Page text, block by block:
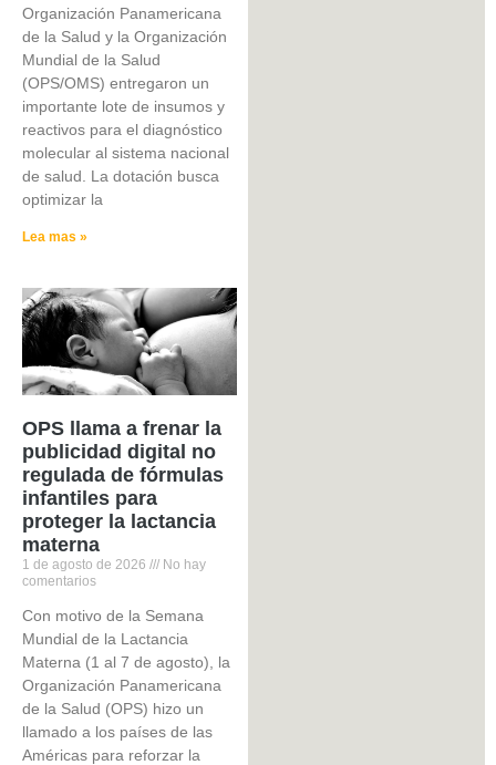
Organización Panamericana
de la Salud y la Organización
Mundial de la Salud
(OPS/OMS) entregaron un
importante lote de insumos y
reactivos para el diagnóstico
molecular al sistema nacional
de salud. La dotación busca
optimizar la
Lea mas »
OPS llama a frenar la
publicidad digital no
regulada de fórmulas
infantiles para
proteger la lactancia
materna
1 de agosto de 2026
No hay
comentarios
Con motivo de la Semana
Mundial de la Lactancia
Materna (1 al 7 de agosto), la
Organización Panamericana
de la Salud (OPS) hizo un
llamado a los países de las
Américas para reforzar la